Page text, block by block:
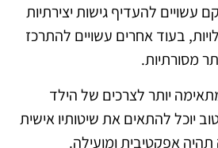
עשויים להעדיף גישות יצירתיות
בעוד אחרים עשויים להתרכז
מסורתיות.
יותר לצרכים של הילד
יוכל להתאים את שיטותיו אישית
אפקטיבית ומועילה.